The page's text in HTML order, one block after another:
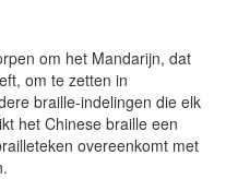
om het Mandarijn, dat
om te zetten in
braille-indelingen die elk
het Chinese braille een
overeenkomt met